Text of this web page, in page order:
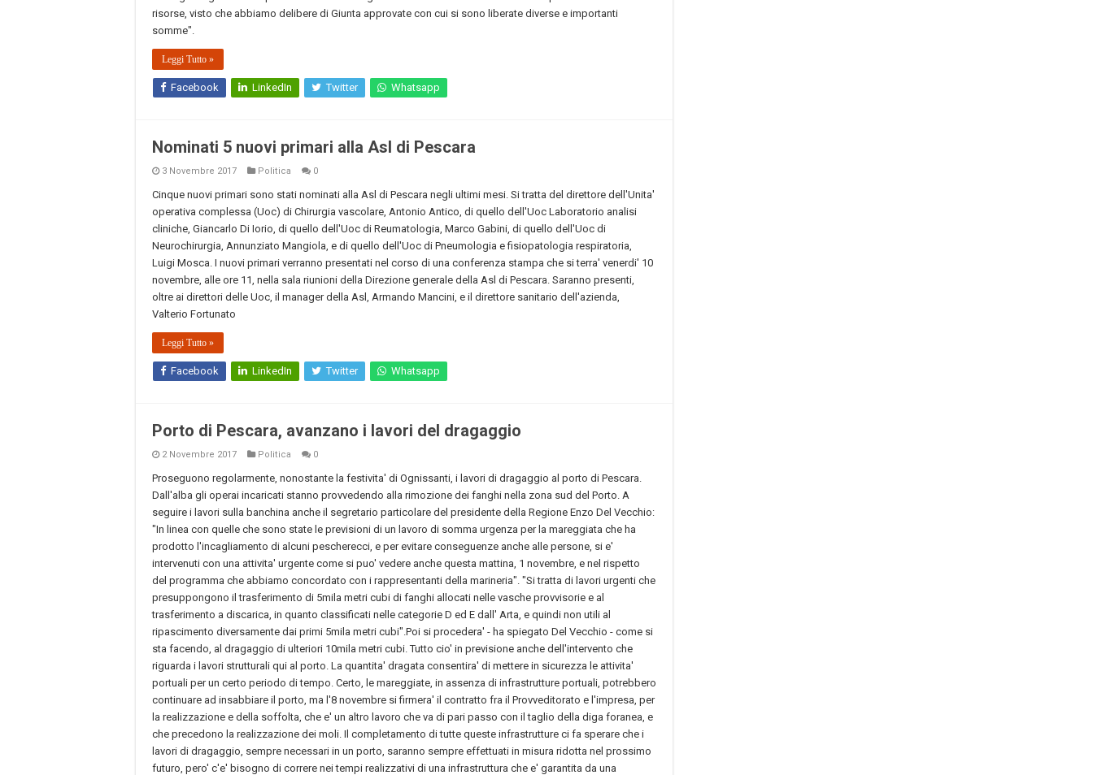
risorse, visto che abbiamo delibere di Giunta approvate con cui si sono liberate diverse e importanti
somme".
Leggi Tutto »
Facebook LinkedIn Twitter Whatsapp
Nominati 5 nuovi primari alla Asl di Pescara
3 Novembre 2017 Politica 0
Cinque nuovi primari sono stati nominati alla Asl di Pescara negli ultimi mesi. Si tratta del direttore dell'Unita'
operativa complessa (Uoc) di Chirurgia vascolare, Antonio Antico, di quello dell'Uoc Laboratorio analisi
cliniche, Giancarlo Di Iorio, di quello dell'Uoc di Reumatologia, Marco Gabini, di quello dell'Uoc di
Neurochirurgia, Annunziato Mangiola, e di quello dell'Uoc di Pneumologia e fisiopatologia respiratoria,
Luigi Mosca. I nuovi primari verranno presentati nel corso di una conferenza stampa che si terra' venerdi' 10
novembre, alle ore 11, nella sala riunioni della Direzione generale della Asl di Pescara. Saranno presenti,
oltre ai direttori delle Uoc, il manager della Asl, Armando Mancini, e il direttore sanitario dell'azienda,
Valterio Fortunato
Leggi Tutto »
Facebook LinkedIn Twitter Whatsapp
Porto di Pescara, avanzano i lavori del dragaggio
2 Novembre 2017 Politica 0
Proseguono regolarmente, nonostante la festivita' di Ognissanti, i lavori di dragaggio al porto di Pescara.
Dall'alba gli operai incaricati stanno provvedendo alla rimozione dei fanghi nella zona sud del Porto. A
seguire i lavori sulla banchina anche il segretario particolare del presidente della Regione Enzo Del Vecchio:
"In linea con quelle che sono state le previsioni di un lavoro di somma urgenza per la mareggiata che ha
prodotto l'incagliamento di alcuni pescherecci, e per evitare conseguenze anche alle persone, si e'
intervenuti con una attivita' urgente come si puo' vedere anche questa mattina, 1 novembre, e nel rispetto
del programma che abbiamo concordato con i rappresentanti della marineria". "Si tratta di lavori urgenti che
presuppongono il trasferimento di 5mila metri cubi di fanghi allocati nelle vasche provvisorie e al
trasferimento a discarica, in quanto classificati nelle categorie D ed E dall' Arta, e quindi non utili al
ripascimento diversamente dai primi 5mila metri cubi".Poi si procedera' - ha spiegato Del Vecchio - come si
sta facendo, al dragaggio di ulteriori 10mila metri cubi. Tutto cio' in previsione anche dell'intervento che
riguarda i lavori strutturali qui al porto. La quantita' dragata consentira' di mettere in sicurezza le attivita'
portuali per un certo periodo di tempo. Certo, le mareggiate, in assenza di infrastrutture portuali, potrebbero
continuare ad insabbiare il porto, ma l'8 novembre si firmera' il contratto fra il Provveditorato e l'impresa, per
la realizzazione e della soffolta, che e' un altro lavoro che va di pari passo con il taglio della diga foranea, e
che precedono la realizzazione dei moli. Il completamento di tutte queste infrastrutture ci fa sperare che i
lavori di dragaggio, sempre necessari in un porto, saranno sempre effettuati in misura ridotta nel prossimo
futuro, pero' c'e' bisogno di correre nei tempi realizzativi di una infrastruttura che e' garantita da una